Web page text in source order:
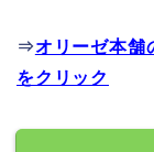
⇒オリーゼ本舗
をクリック